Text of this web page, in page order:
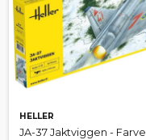
HELLER
JA-37 Jaktviggen - Farve